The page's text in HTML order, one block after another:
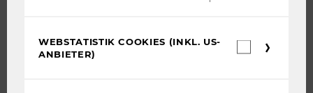
RESEARCH CAREER
WEBSTATISTIK COOKIES (INKL. US-
ANBIETER)